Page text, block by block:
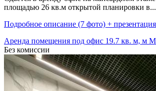
площадью 26 кв.м открытой планировки в...
Подробное описание (7 фото) +
Аренда помещения под офис 19.7 кв. м, м
Без комиссии